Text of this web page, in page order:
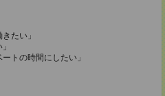
たい」
トの時間にしたい」